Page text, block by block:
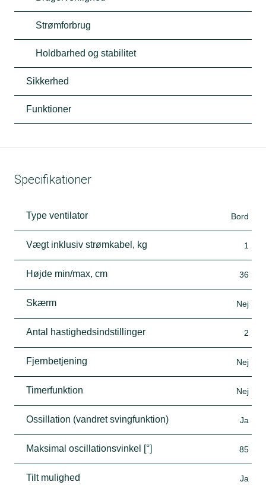
Strømforbrug
Holdbarhed og stabilitet
Sikkerhed
Funktioner
Specifikationer
Type ventilator Bord
Vægt inklusiv strømkabel, kg 1
Højde min/max, cm 36
Skærm Nej
Antal hastighedsindstillinger 2
Fjernbetjening Nej
Timerfunktion Nej
Ossillation (vandret svingfunktion) Ja
Maksimal oscillationsvinkel [°] 85
Tilt mulighed Ja